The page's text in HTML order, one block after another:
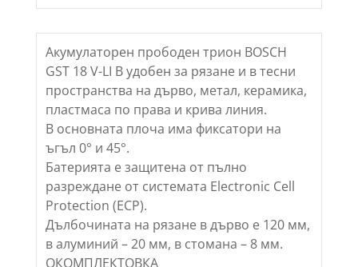
Акумулаторен прободен трион BOSCH
GST 18 V-LI B удобен за рязане и в тесни
пространства на дърво, метал, керамика,
пластмаса по права и крива линия.
В основната плоча има фиксатори на
ъгъл 0° и 45°.
Батерията е защитена от пълно
разреждане от системата Electronic Cell
Protection (ECP).
Дълбочината на рязане в дърво е 120 мм,
в алуминий – 20 мм, в стомана – 8 мм.
ОКОМПЛЕКТОВКА